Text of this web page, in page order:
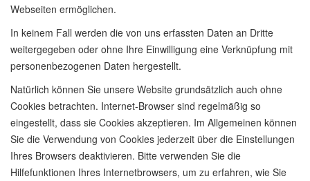
Webseiten ermöglichen.
In keinem Fall werden die von uns erfassten Daten an Dritte
weitergegeben oder ohne Ihre Einwilligung eine Verknüpfung mit
personenbezogenen Daten hergestellt.
Natürlich können Sie unsere Website grundsätzlich auch ohne
Cookies betrachten. Internet-Browser sind regelmäßig so
eingestellt, dass sie Cookies akzeptieren. Im Allgemeinen können
Sie die Verwendung von Cookies jederzeit über die Einstellungen
Ihres Browsers deaktivieren. Bitte verwenden Sie die
Hilfefunktionen Ihres Internetbrowsers, um zu erfahren, wie Sie